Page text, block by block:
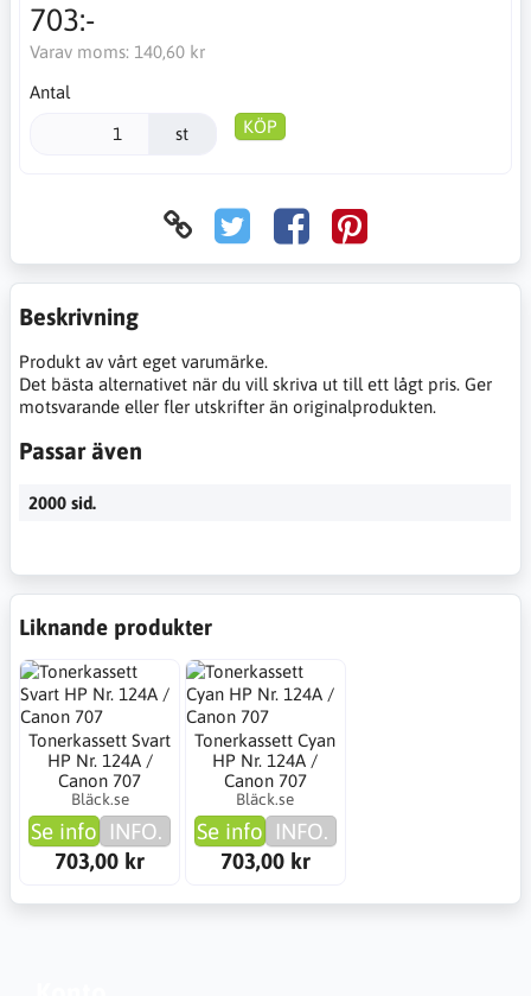
703:-
Varav moms: 140,60 kr
Antal
st KÖP
Beskrivning
Produkt av vårt eget varumärke.
Det bästa alternativet när du vill skriva ut till ett lågt pris. Ger
motsvarande eller fler utskrifter än originalprodukten.
Passar även
2000 sid.
Liknande produkter
Tonerkassett Svart
HP Nr. 124A /
Canon 707
Bläck.se
Se info INFO.
703,00 kr
Tonerkassett Cyan
HP Nr. 124A /
Canon 707
Bläck.se
Se info INFO.
703,00 kr